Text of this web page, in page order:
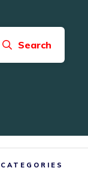
Search
CATEGORIES